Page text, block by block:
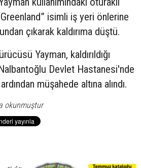
isimli iş yeri önlerine
çıkarak kaldırıma düştü.
Yayman, kaldırıldığı
Devlet Hastanesi'nde
müşahede altına alındı.
okunmuştur